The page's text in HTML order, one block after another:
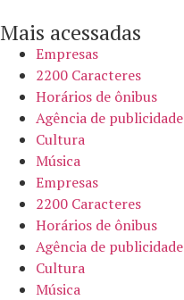
Mais acessadas
Empresas
2200 Caracteres
Horários de ônibus
Agência de publicidade
Cultura
Música
Empresas
2200 Caracteres
Horários de ônibus
Agência de publicidade
Cultura
Música